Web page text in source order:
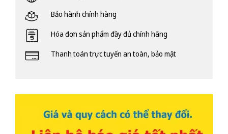
Bảo hành chính hàng
Hóa đơn sản phẩm đầy đủ chính hãng
Thanh toán trực tuyến an toàn, bảo mật